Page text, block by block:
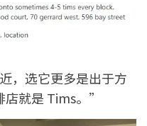
，选它更多是出于方
就是 Tims。”